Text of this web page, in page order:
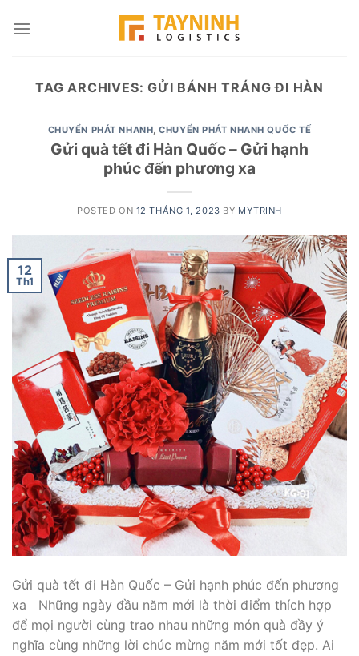
TAG ARCHIVES:GỬI BÁNH TRÁNG ĐI HÀN
CHUYỂN PHÁT NHANH,CHUYỂN PHÁT NHANH QUỐC TẾ
Gửi quà tết đi Hàn Quốc – Gửi hạnh
phúc đến phương xa
POSTED ON 12 THÁNG 1, 2023 BY MYTRINH
12
Th1
Gửi quà tết đi Hàn Quốc – Gửi hạnh phúc đến phương
xa Những ngày đầu năm mới là thời điểm thích hợp
để mọi người cùng trao nhau những món quà đầy ý
nghĩa cùng những lời chúc mừng năm mới tốt đẹp. Ai